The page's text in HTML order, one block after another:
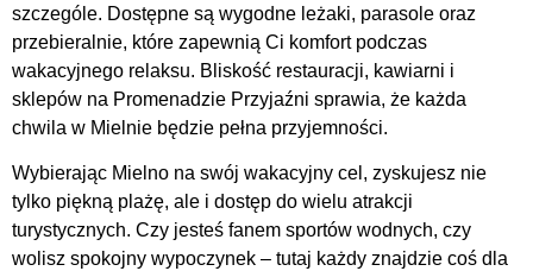
szczególe. Dostępne są wygodne leżaki, parasole oraz
przebieralnie, które zapewnią Ci komfort podczas
wakacyjnego relaksu. Bliskość restauracji, kawiarni i
sklepów na Promenadzie Przyjaźni sprawia, że każda
chwila w Mielnie będzie pełna przyjemności.
Wybierając Mielno na swój wakacyjny cel, zyskujesz nie
tylko piękną plażę, ale i dostęp do wielu atrakcji
turystycznych. Czy jesteś fanem sportów wodnych, czy
wolisz spokojny wypoczynek – tutaj każdy znajdzie coś dla